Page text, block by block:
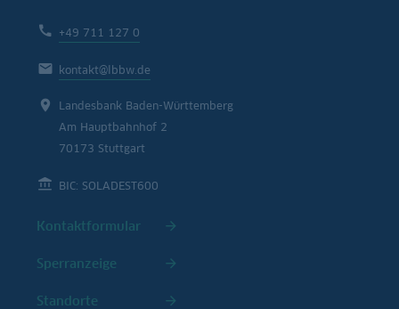
+49 711 127 0
kontakt@lbbw.de
Landesbank Baden-Württemberg
Am Hauptbahnhof 2
70173 Stuttgart
BIC: SOLADEST600
Kontaktformular
Sperranzeige
Standorte